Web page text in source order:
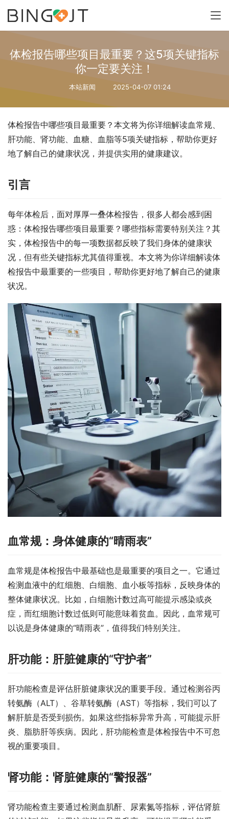
体检报告哪些项目最重要？这5项关键指标
你一定要关注！
本站新闻 2025-04-07 01:24
体检报告中哪些项目最重要？本文将为你详细解读血常规、
肝功能、肾功能、血糖、血脂等5项关键指标，帮助你更好
地了解自己的健康状况，并提供实用的健康建议。
引言
每年体检后，面对厚厚一叠体检报告，很多人都会感到困
惑：体检报告哪些项目最重要？哪些指标需要特别关注？其
实，体检报告中的每一项数据都反映了我们身体的健康状
况，但有些关键指标尤其值得重视。本文将为你详细解读体
检报告中最重要的一些项目，帮助你更好地了解自己的健康
状况。
血常规：身体健康的“晴雨表”
血常规是体检报告中最基础也是最重要的项目之一。它通过
检测血液中的红细胞、白细胞、血小板等指标，反映身体的
整体健康状况。比如，白细胞计数过高可能提示感染或炎
症，而红细胞计数过低则可能意味着贫血。因此，血常规可
以说是身体健康的“晴雨表”，值得我们特别关注。
肝功能：肝脏健康的“守护者”
肝功能检查是评估肝脏健康状况的重要手段。通过检测谷丙
转氨酶（ALT）、谷草转氨酶（AST）等指标，我们可以了
解肝脏是否受到损伤。如果这些指标异常升高，可能提示肝
炎、脂肪肝等疾病。因此，肝功能检查是体检报告中不可忽
视的重要项目。
肾功能：肾脏健康的“警报器”
肾功能检查主要通过检测血肌酐、尿素氮等指标，评估肾脏